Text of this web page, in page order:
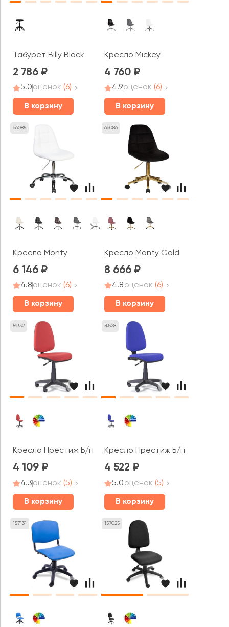
Табурет Billy Black
2 786
5.0оценок (6)
В корзину
Кресло Mickey
4 760
4.9оценок (6)
В корзину
66085
Кресло Monty
6 146
4.8оценок (6)
В корзину
66086
Кресло Monty Gold
8 666
4.8оценок (6)
В корзину
59332
Кресло Престиж Б/п овалина/пластик
4 109
4.3оценок (5)
В корзину
59328
Кресло Престиж Б/п пластик
4 522
5.0оценок (5)
В корзину
157131 157025